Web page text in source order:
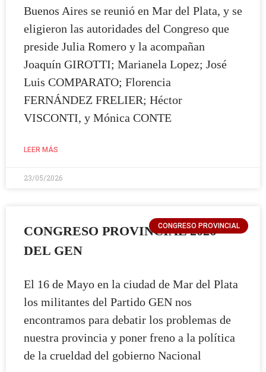
Buenos Aires se reunió en Mar del Plata, y se
eligieron las autoridades del Congreso que
preside Julia Romero y la acompañan
Joaquín GIROTTI; Marianela Lopez; José
Luis COMPARATO; Florencia
FERNÁNDEZ FRELIER; Héctor
VISCONTI, y Mónica CONTE
LEER MÁS
23/05/2026
CONGRESO PROVINCIAL
CONGRESO PROVINCIAL 2026
DEL GEN
El 16 de Mayo en la ciudad de Mar del Plata
los militantes del Partido GEN nos
encontramos para debatir los problemas de
nuestra provincia y poner freno a la política
de la crueldad del gobierno Nacional